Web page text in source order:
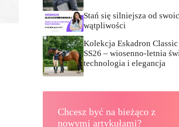
Stań się silniejsza od
wątpliwości
Kolekcja Eskadron Classic
SS26 – wiosenno-letnia
technologia i elegancja
Chcesz być na bieżąco z
nowymi artykułami?